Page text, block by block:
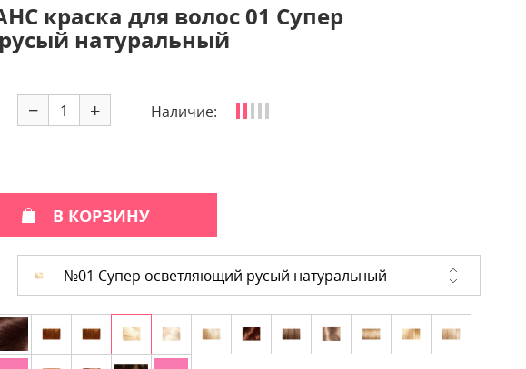
краска для волос 01 Супер
натуральный
− + Наличие:
В КОРЗИНУ
№01 Супер осветляющий русый натуральный